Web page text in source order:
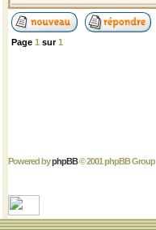
Page 1 sur1
Powered byphpBB© 2001 phpBB Group